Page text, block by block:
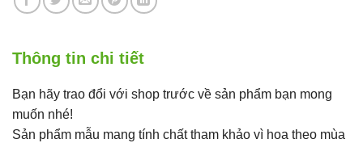
Thông tin chi tiết
Bạn hãy trao đổi với shop trước về sản phẩm bạn mong
muốn nhé!
Sản phẩm mẫu mang tính chất tham khảo vì hoa theo mùa